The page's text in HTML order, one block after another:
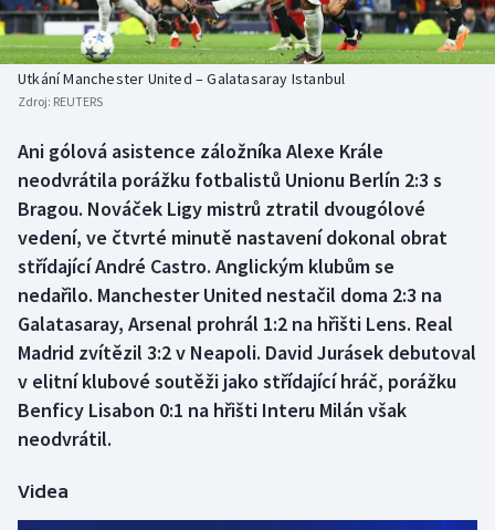
Biatlon
Boby a skeleton
Box
Curling
Dostihy
Florbal
Futsal
Golf
Házená
Aplikace ČT sport
AZ kvíz
Utkání Manchester United – Galatasaray Istanbul
Zdroj: REUTERS
Ani gólová asistence záložníka Alexe Krále
neodvrátila porážku fotbalistů Unionu Berlín 2:3 s
Bragou. Nováček Ligy mistrů ztratil dvougólové
vedení, ve čtvrté minutě nastavení dokonal obrat
střídající André Castro. Anglickým klubům se
nedařilo. Manchester United nestačil doma 2:3 na
Galatasaray, Arsenal prohrál 1:2 na hřišti Lens. Real
Madrid zvítězil 3:2 v Neapoli. David Jurásek debutoval
v elitní klubové soutěži jako střídající hráč, porážku
Benficy Lisabon 0:1 na hřišti Interu Milán však
neodvrátil.
Videa